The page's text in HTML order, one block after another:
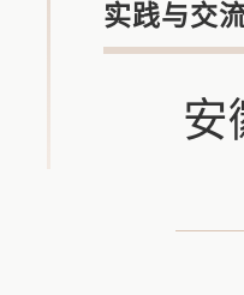
实践与交
安